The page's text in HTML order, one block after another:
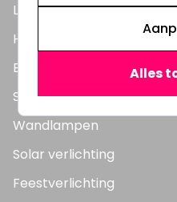
LED Panelen
Highbay's / Ufo's
Bouwlampen
Straatlampen
Wandlampen
Solar verlichting
Feestverlichting
Alles